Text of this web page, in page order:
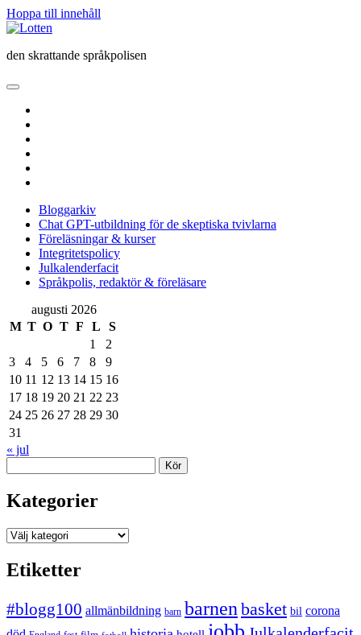
Hoppa till innehåll
Lotten
den skrattande språkpolisen
öppna
meny
Bloggarkiv
Chat GPT-utbildning för de skeptiska tvivlarna
Föreläsningar & kurser
Integritetspolicy
Julkalenderfacit
Språkpolis, redaktör & föreläsare
Sidopanel
augusti 2026
M T O T F L
S
1
2
3
4 5 6 7 8
9
10 11 12 13 14 15 16
17 18 19 20 21 22 23
24 25 26 27 28 29 30
31
« jul
Kategorier
Kategorier
Etiketter
#blogg100 allmänbildning barn barnen basket bil corona